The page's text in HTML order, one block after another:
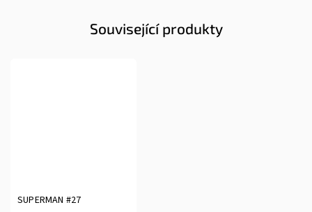
Související produkty
SUPERMAN #27